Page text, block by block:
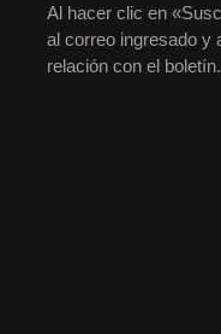
Al hacer clic en
al correo ingresado y
relación con el boletín.